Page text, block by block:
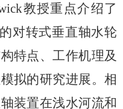
教授重点介绍了
对转式垂直轴水轮
特点、工作机理及
拟的研究进展。相
装置在浅水河流和